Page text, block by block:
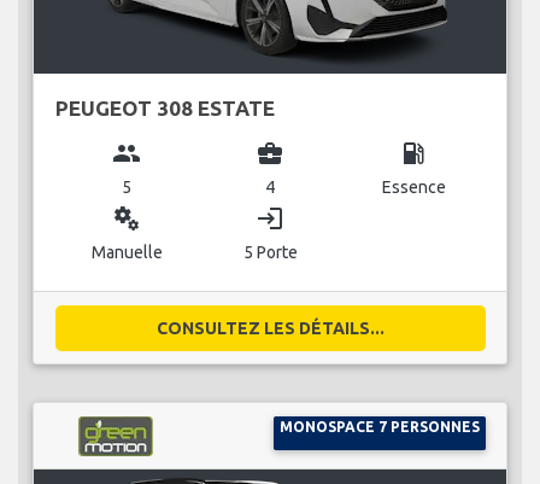
PEUGEOT 308 ESTATE
group
5
business_center
4
local_gas_station
Essence
miscellaneous_services
Manuelle
login
5 Porte
CONSULTEZ LES DÉTAILS...
MONOSPACE 7 PERSONNES